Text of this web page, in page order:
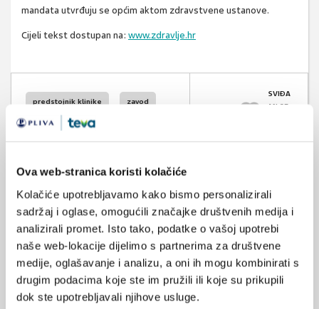
Ova web-stranica koristi kolačiće
Kolačiće upotrebljavamo kako bismo personalizirali
sadržaj i oglase, omogućili značajke društvenih medija i
analizirali promet. Isto tako, podatke o vašoj upotrebi
naše web-lokacije dijelimo s partnerima za društvene
medije, oglašavanje i analizu, a oni ih mogu kombinirati s
drugim podacima koje ste im pružili ili koje su prikupili
dok ste upotrebljavali njihove usluge.
mandata utvrđuju se općim aktom zdravstvene ustanove.
Cijeli tekst dostupan na: www.zdravlje.hr
predstojnik klinike zavod
mandat reizbor
SVIĐA
MI SE
VEZANI SADRŽAJ
12.10.2014.
Osnovan Zavod za zdravstvene usluge u turizmu